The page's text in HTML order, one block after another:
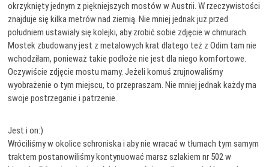
okrzyknięty jednym z piękniejszych mostów w Austrii. W rzeczywistości
znajduje się kilka metrów nad ziemią. Nie mniej jednak już przed
południem ustawiały się kolejki, aby zrobić sobie zdjęcie w chmurach.
Mostek zbudowany jest z metalowych krat dlatego też z Odim tam nie
wchodziłam, ponieważ takie podłoże nie jest dla niego komfortowe.
Oczywiście zdjęcie mostu mamy. Jeżeli komuś zrujnowaliśmy
wyobrażenie o tym miejscu, to przepraszam. Nie mniej jednak każdy ma
swoje postrzeganie i patrzenie.
Jest i on:)
Wróciliśmy w okolice schroniska i aby nie wracać w tłumach tym samym
traktem postanowiliśmy kontynuować marsz szlakiem nr 502 w